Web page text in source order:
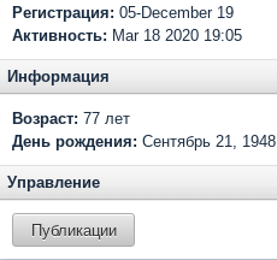
Регистрация: 05-December 19
Активность: Mar 18 2020 19:05
Информация
Возраст: 77 лет
День рождения: Сентябрь 21, 1948
Управление
Публикации